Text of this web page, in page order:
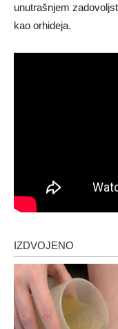
unutrašnjem
kao orhideja.